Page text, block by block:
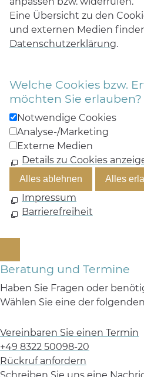
Eine Übersicht zu den
und externen Medien
Datenschutzerklärung.
Welche Cookies bzw.
möchten Sie erlauben?
Notwendige Cookies
Analyse-/Marketing
Externe Medien
Details zu Cookies
Alles ablehnen Alles
Impressum
Barrierefreiheit
Beratung und Termine
Haben Sie Fragen oder
Wählen Sie eine der
Vereinbaren Sie einen Termin
+49 8322 50098-20
Rückruf anfordern